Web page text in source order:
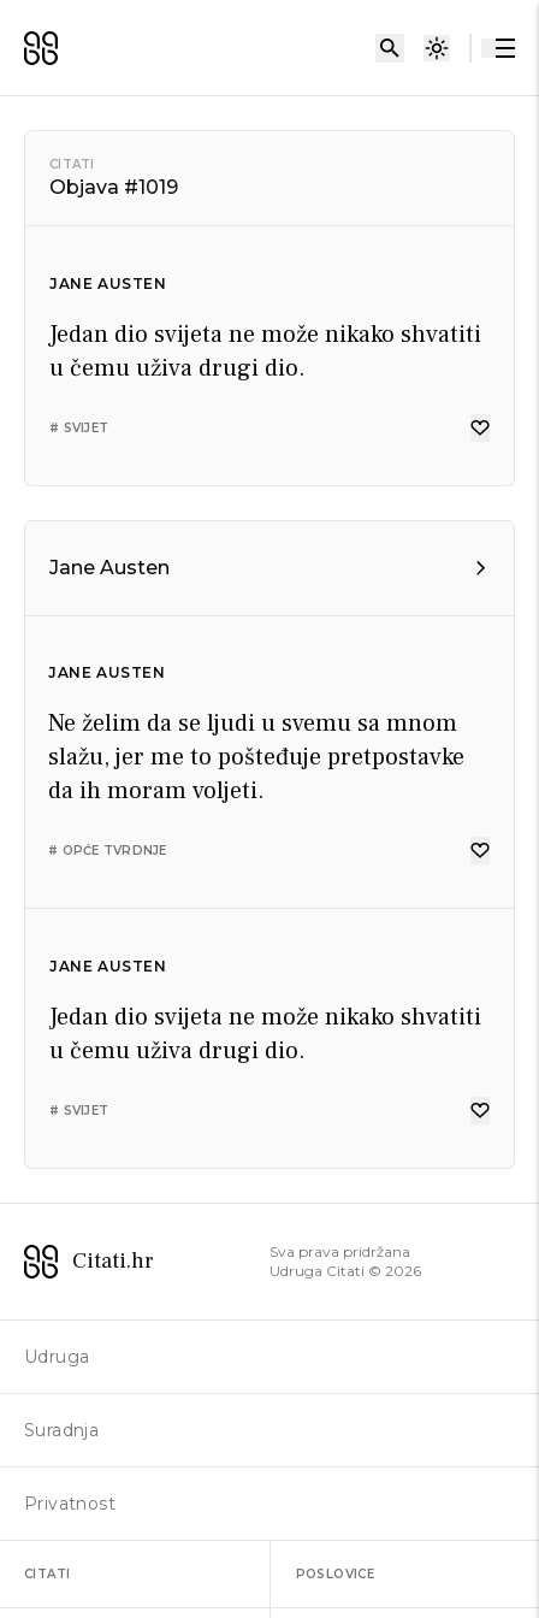
CITATI
Objava #1019
JANE AUSTEN
Jedan dio svijeta ne može nikako shvatiti
u čemu uživa drugi dio.
# SVIJET
Jane Austen
JANE AUSTEN
Ne želim da se ljudi u svemu sa mnom
slažu, jer me to pošteđuje pretpostavke
da ih moram voljeti.
# OPĆE TVRDNJE
JANE AUSTEN
Jedan dio svijeta ne može nikako shvatiti
u čemu uživa drugi dio.
# SVIJET
Citati.hr
Sva prava pridržana
Udruga Citati © 2026
Udruga
Suradnja
Privatnost
CITATI POSLOVICE